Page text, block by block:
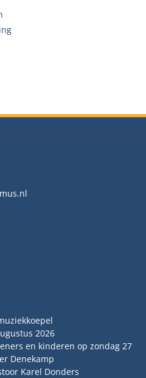
2026
en kinderen op zondag 27
Denekamp
Karel Donders